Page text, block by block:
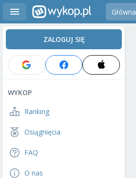
Główna
ZALOGUJ SIĘ
WYKOP
Ranking
Osiągnięcia
FAQ
O nas